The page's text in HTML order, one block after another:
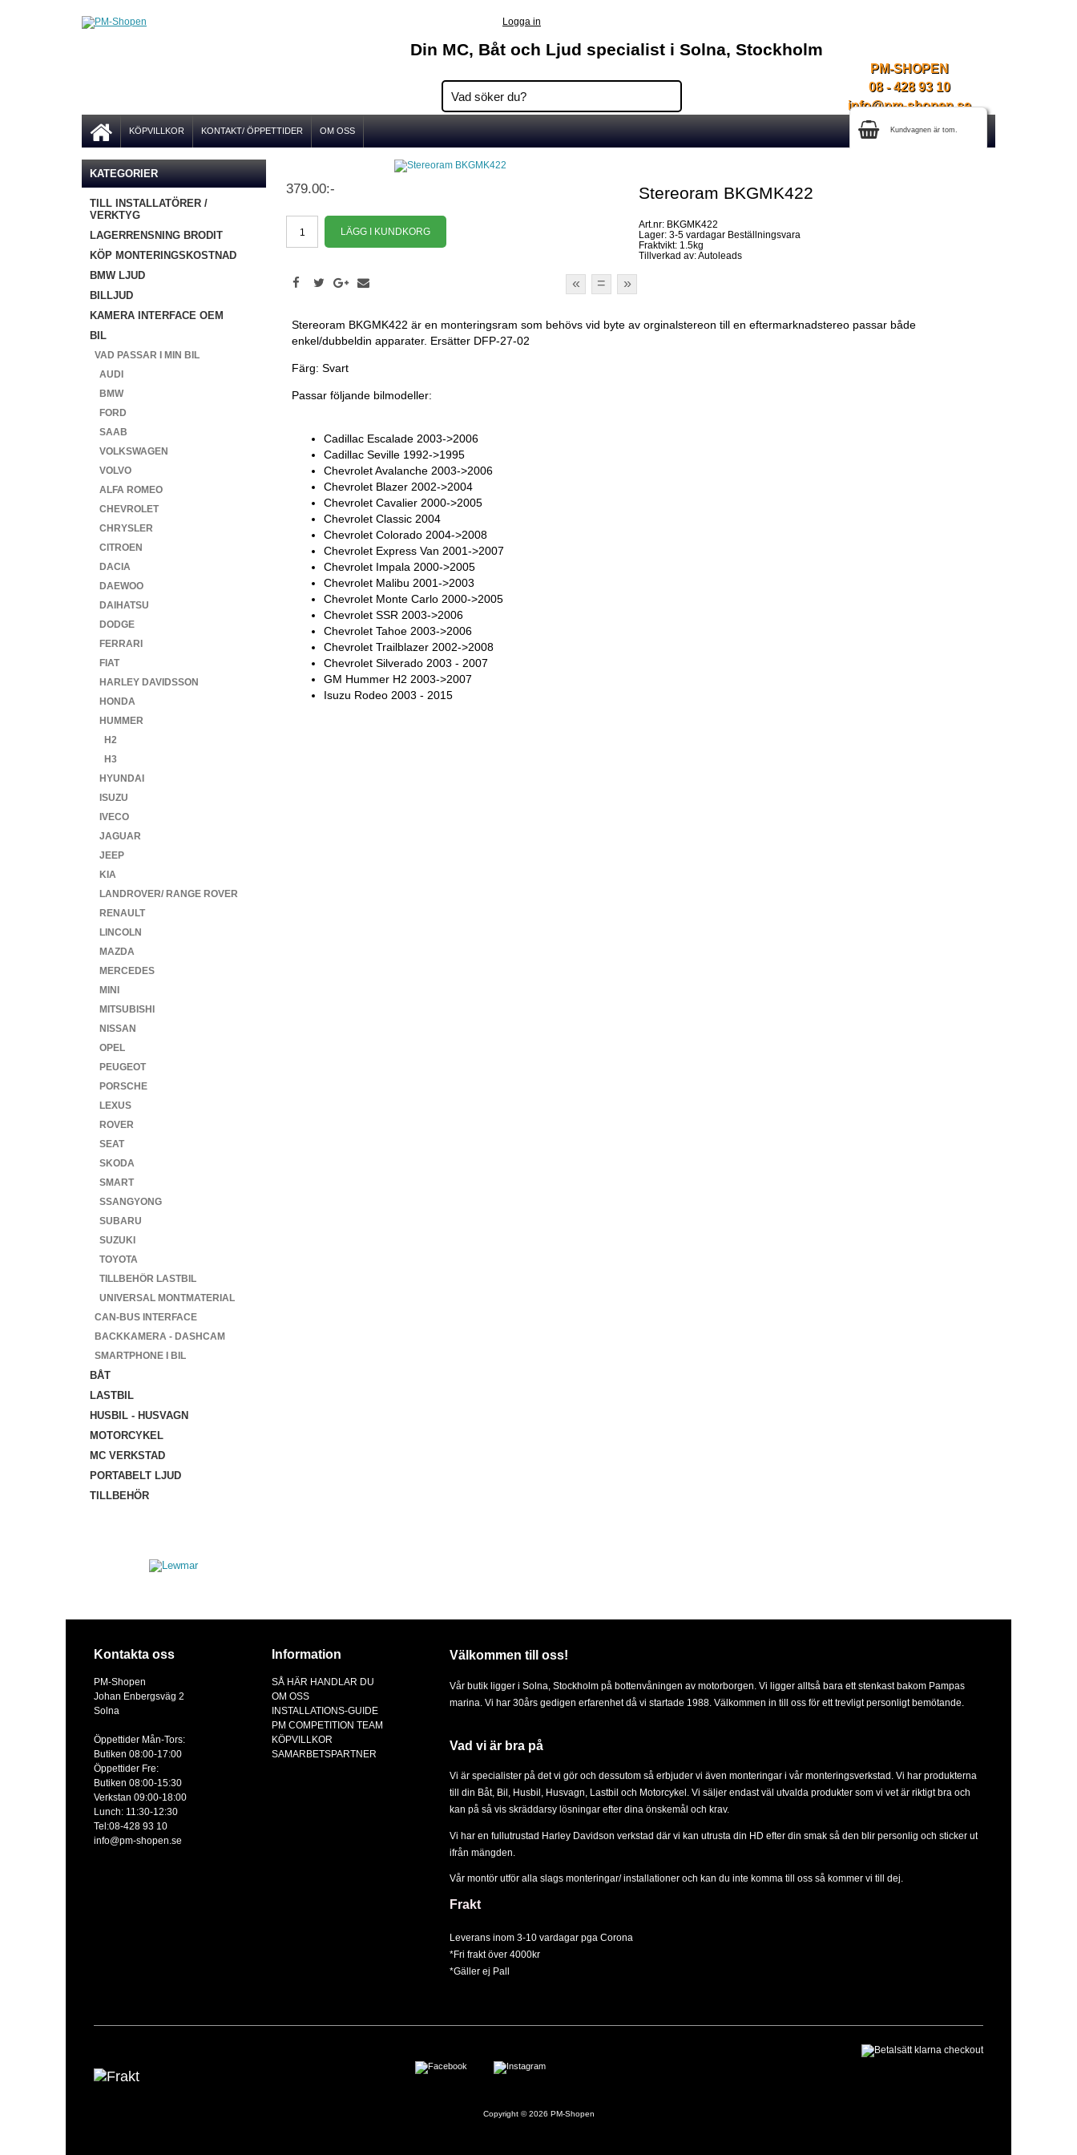
Logga in
Din MC, Båt och Ljud specialist i Solna, Stockholm
PM-SHOPEN
08 - 428 93 10
info@pm-shopen.se
KÖPVILLKOR KONTAKT/ ÖPPETTIDER OM OSS Kundvagnen är tom.
KATEGORIER
TILL INSTALLATÖRER /
VERKTYG
LAGERRENSNING BRODIT
KÖP MONTERINGSKOSTNAD
BMW LJUD
BILLJUD
KAMERA INTERFACE OEM
BIL
VAD PASSAR I MIN BIL
AUDI
BMW
FORD
SAAB
VOLKSWAGEN
VOLVO
ALFA ROMEO
CHEVROLET
CHRYSLER
CITROEN
DACIA
DAEWOO
DAIHATSU
DODGE
FERRARI
FIAT
HARLEY DAVIDSSON
HONDA
HUMMER
H2
H3
HYUNDAI
ISUZU
IVECO
JAGUAR
JEEP
KIA
LANDROVER/ RANGE ROVER
RENAULT
LINCOLN
MAZDA
MERCEDES
MINI
MITSUBISHI
NISSAN
OPEL
PEUGEOT
PORSCHE
LEXUS
ROVER
SEAT
SKODA
SMART
SSANGYONG
SUBARU
SUZUKI
TOYOTA
TILLBEHÖR LASTBIL
UNIVERSAL MONTMATERIAL
CAN-BUS INTERFACE
BACKKAMERA - DASHCAM
SMARTPHONE I BIL
BÅT
LASTBIL
HUSBIL - HUSVAGN
MOTORCYKEL
MC VERKSTAD
PORTABELT LJUD
TILLBEHÖR
Stereoram BKGMK422
Art.nr: BKGMK422
Lager: 3-5 vardagar Beställningsvara
Fraktvikt: 1.5kg
Tillverkad av: Autoleads
379.00:-
« = »
Stereoram BKGMK422 är en monteringsram som behövs vid byte av orginalstereon till en eftermarknadstereo passar både
enkel/dubbeldin apparater. Ersätter DFP-27-02
Färg: Svart
Passar följande bilmodeller:
Cadillac Escalade 2003->2006
Cadillac Seville 1992->1995
Chevrolet Avalanche 2003->2006
Chevrolet Blazer 2002->2004
Chevrolet Cavalier 2000->2005
Chevrolet Classic 2004
Chevrolet Colorado 2004->2008
Chevrolet Express Van 2001->2007
Chevrolet Impala 2000->2005
Chevrolet Malibu 2001->2003
Chevrolet Monte Carlo 2000->2005
Chevrolet SSR 2003->2006
Chevrolet Tahoe 2003->2006
Chevrolet Trailblazer 2002->2008
Chevrolet Silverado 2003 - 2007
GM Hummer H2 2003->2007
Isuzu Rodeo 2003 - 2015
Kontakta oss
PM-Shopen
Johan Enbergsväg 2
Solna
Öppettider Mån-Tors:
Butiken 08:00-17:00
Öppettider Fre:
Butiken 08:00-15:30
Verkstan 09:00-18:00
Lunch: 11:30-12:30
Tel:08-428 93 10
info@pm-shopen.se
Information
SÅ HÄR HANDLAR DU
OM OSS
INSTALLATIONS-GUIDE
PM COMPETITION TEAM
KÖPVILLKOR
SAMARBETSPARTNER
Välkommen till oss!
Vår butik ligger i Solna, Stockholm på bottenvåningen av motorborgen. Vi ligger alltså bara ett stenkast bakom Pampas
marina. Vi har 30års gedigen erfarenhet då vi startade 1988. Välkommen in till oss för ett trevligt personligt bemötande.
Vad vi är bra på
Vi är specialister på det vi gör och dessutom så erbjuder vi även monteringar i vår monteringsverkstad. Vi har produkterna
till din Båt, Bil Husbil, Husvagn Lastbil och Motorcykel
. Vi säljer endast väl utvalda produkter som vi vet är riktigt bra och
kan på så vis skräddarsy lösningar efter dina önskemål och krav.
Vi har en fullutrustad Harley Davidson verkstad där vi kan utrusta din HD efter din smak så den blir personlig och sticker ut
ifrån mängden.
Vår montör utför alla slags monteringar/ installationeroch kan du inte komma till oss så kommer vi till dej.
Frakt
Leverans inom 3-10 vardagar pga Corona
*Fri frakt över 4000kr
*Gäller ej Pall
Copyright © 2026 PM-Shopen